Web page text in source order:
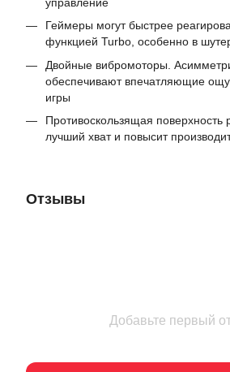
Геймеры могут быстрее
функцией Turbo, особенно в
Двойные вибромоторы.
обеспечивают впечатляющие
игры
Противоскользящая поверхность
лучший хват и повысит
Отзывы
Добавьте первый